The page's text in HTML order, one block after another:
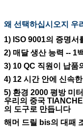
왜 선택하십시오지 우
1) ISO 9001의 증명서
2) 매달 생산 능력 -- 1
3) 10 QC 직원이 납품
4) 12 시간 안에 신속
5) 환경 2000 평방 미
우리의 중국
의 도구로 만듭니다
해머 드릴 bis의 대패